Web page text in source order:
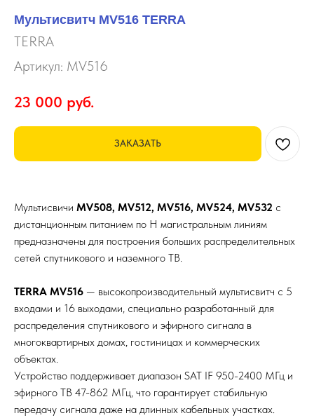
Мультисвитч MV516 TERRA
TERRA
Артикул: MV516
23 000 руб.
ЗАКАЗАТЬ
Мультисвичи MV508, MV512, MV516, MV524, MV532 с
дистанционным питанием по H магистральным линиям
предназначены для построения больших распределительных
сетей спутникового и наземного ТВ.
TERRA MV516 — высокопроизводительный мультисвитч с 5
входами и 16 выходами, специально разработанный для
распределения спутникового и эфирного сигнала в
многоквартирных домах, гостиницах и коммерческих
объектах.
Устройство поддерживает диапазон SAT IF 950-2400 МГц и
эфирного ТВ 47-862 МГц, что гарантирует стабильную
передачу сигнала даже на длинных кабельных участках.